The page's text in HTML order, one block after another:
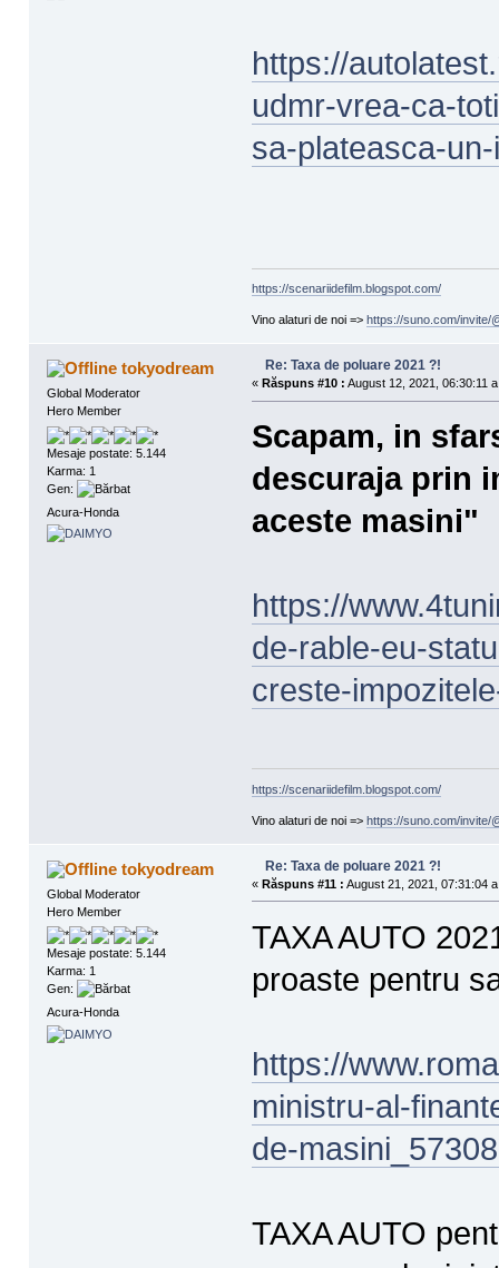
https://
udmr-vrea-ca-
sa-plateasca-
https://scenariidefilm.blogspot.com/
Vino alaturi de noi => https://suno.com/invite/
tokyodream
Global Moderator
Hero Member
Mesaje postate: 5.144
Karma: 1
Gen:
Acura-Honda
Re: Taxa de poluare 2021 ?!
« Răspuns #10 : August 12, 2021, 06:30:11
Scapam, in
descuraja prin
aceste masini"
https://
de-rable-eu-
creste-
https://scenariidefilm.blogspot.com/
Vino alaturi de noi => https://suno.com/invite/
tokyodream
Global Moderator
Hero Member
Mesaje postate: 5.144
Karma: 1
Gen:
Acura-Honda
Re: Taxa de poluare 2021 ?!
« Răspuns #11 : August 21, 2021, 07:31:04
TAXA AUTO
proaste pentru
https://
ministru-al-
de-
TAXA AUTO